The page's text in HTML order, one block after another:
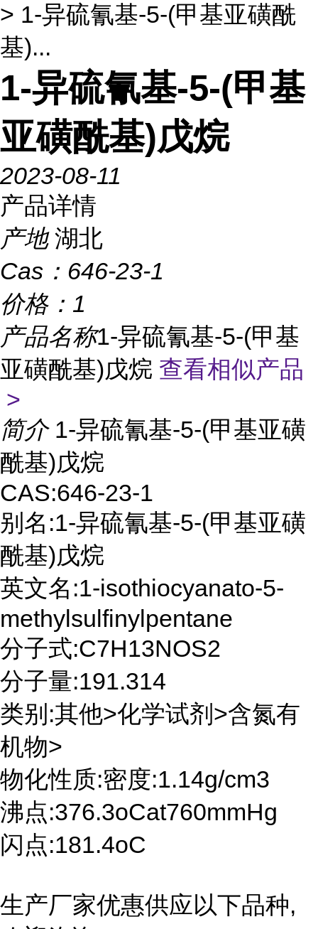
> 1-异硫氰基-5-(甲基亚磺酰
基)...
1-异硫氰基-5-(甲基
亚磺酰基)戊烷
2023-08-11
产品详情
产地 湖北
Cas： 646-23-1
价格： 1
产品名称1-异硫氰基-5-(甲基
亚磺酰基)戊烷 查看相似产品
>
简介 1-异硫氰基-5-(甲基亚磺
酰基)戊烷
CAS:646-23-1
别名:1-异硫氰基-5-(甲基亚磺
酰基)戊烷
英文名:1-isothiocyanato-5-
methylsulfinylpentane
分子式:C7H13NOS2
分子量:191.314
类别:其他>化学试剂>含氮有
机物>
物化性质:密度:1.14g/cm3
沸点:376.3oCat760mmHg
闪点:181.4oC
生产厂家优惠供应以下品种,